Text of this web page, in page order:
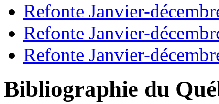
Refonte Janvier-
Refonte Janvier-
Refonte Janvier-
Bibliographie du